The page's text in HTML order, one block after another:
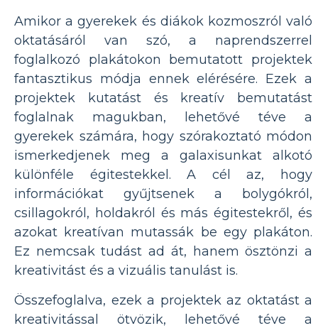
Amikor a gyerekek és diákok kozmoszról való
oktatásáról van szó, a naprendszerrel
foglalkozó plakátokon bemutatott projektek
fantasztikus módja ennek elérésére. Ezek a
projektek kutatást és kreatív bemutatást
foglalnak magukban, lehetővé téve a
gyerekek számára, hogy szórakoztató módon
ismerkedjenek meg a galaxisunkat alkotó
különféle égitestekkel. A cél az, hogy
információkat gyűjtsenek a bolygókról,
csillagokról, holdakról és más égitestekről, és
azokat kreatívan mutassák be egy plakáton.
Ez nemcsak tudást ad át, hanem ösztönzi a
kreativitást és a vizuális tanulást is.
Összefoglalva, ezek a projektek az oktatást a
kreativitással ötvözik, lehetővé téve a